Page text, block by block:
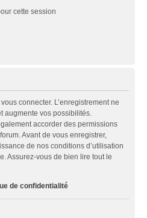
cette session
connecter. L’enregistrement ne
augmente vos possibilités.
accorder des permissions
Avant de vous enregistrer,
de nos conditions d’utilisation
Assurez-vous de bien lire tout le
de confidentialité